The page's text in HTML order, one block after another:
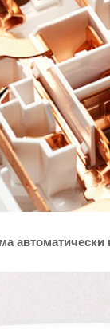
автоматически